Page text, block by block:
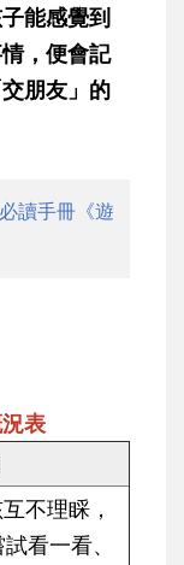
能感覺到
，便會記
朋友」的
讀手冊《遊
表
不理睬，
看一看、